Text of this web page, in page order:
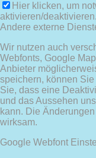
Hier klicken, um
aktivieren/deaktivieren.
Andere externe
Wir nutzen auch
Webfonts, Google
Anbieter
speichern, können
Sie, dass eine
und das Aussehen
kann. Die
wirksam.
Google Webfont